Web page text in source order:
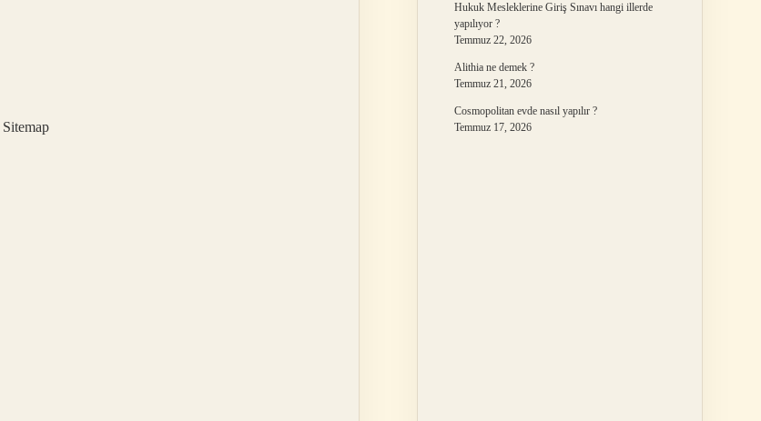
Sitemap
Hukuk Mesleklerine Giriş Sınavı hangi illerde
yapılıyor ?
Temmuz 22, 2026
Alithia ne demek ?
Temmuz 21, 2026
Cosmopolitan evde nasıl yapılır ?
Temmuz 17, 2026